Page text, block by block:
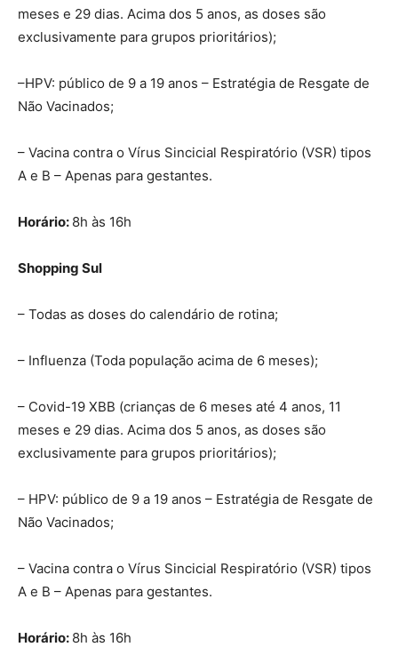
meses e 29 dias. Acima dos 5 anos, as doses são
exclusivamente para grupos prioritários);
–HPV: público de 9 a 19 anos – Estratégia de Resgate de
Não Vacinados;
– Vacina contra o Vírus Sincicial Respiratório (VSR) tipos
A e B – Apenas para gestantes.
Horário: 8h às 16h
Shopping Sul
– Todas as doses do calendário de rotina;
– Influenza (Toda população acima de 6 meses);
– Covid-19 XBB (crianças de 6 meses até 4 anos, 11
meses e 29 dias. Acima dos 5 anos, as doses são
exclusivamente para grupos prioritários);
– HPV: público de 9 a 19 anos – Estratégia de Resgate de
Não Vacinados;
– Vacina contra o Vírus Sincicial Respiratório (VSR) tipos
A e B – Apenas para gestantes.
Horário: 8h às 16h